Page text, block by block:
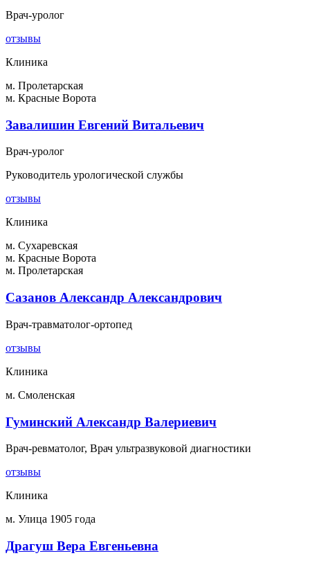
Врач-уролог
отзывы
Клиника
м. Пролетарская
м. Красные Ворота
Завалишин Евгений Витальевич
Врач-уролог
Руководитель урологической службы
отзывы
Клиника
м. Сухаревская
м. Красные Ворота
м. Пролетарская
Сазанов Александр Александрович
Врач-травматолог-ортопед
отзывы
Клиника
м. Смоленская
Гуминский Александр Валериевич
Врач-ревматолог, Врач ультразвуковой диагностики
отзывы
Клиника
м. Улица 1905 года
Драгуш Вера Евгеньевна